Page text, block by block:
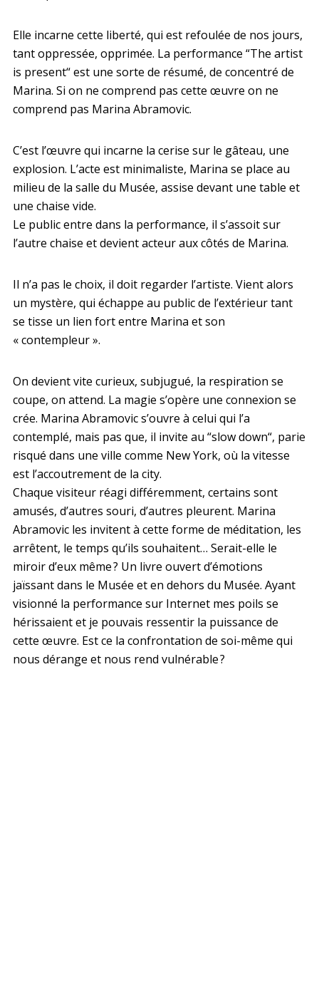
Elle incarne cette liberté, qui est refoulée de nos jours,
tant oppressée, opprimée. La performance “The artist
is present“ est une sorte de résumé, de concentré de
Marina. Si on ne comprend pas cette œuvre on ne
comprend pas Marina Abramovic.
C’est l’œuvre qui incarne la cerise sur le gâteau, une
explosion. L’acte est minimaliste, Marina se place au
milieu de la salle du Musée, assise devant une table et
une chaise vide.
Le public entre dans la performance, il s’assoit sur
l’autre chaise et devient acteur aux côtés de Marina.
Il n’a pas le choix, il doit regarder l’artiste. Vient alors
un mystère, qui échappe au public de l’extérieur tant
se tisse un lien fort entre Marina et son
« contempleur ».
On devient vite curieux, subjugué, la respiration se
coupe, on attend. La magie s’opère une connexion se
crée. Marina Abramovic s’ouvre à celui qui l’a
contemplé, mais pas que, il invite au “slow down“, parie
risqué dans une ville comme New York, où la vitesse
est l’accoutrement de la city.
Chaque visiteur réagi différemment, certains sont
amusés, d’autres souri, d’autres pleurent. Marina
Abramovic les invitent à cette forme de méditation, les
arrêtent, le temps qu’ils souhaitent… Serait-elle le
miroir d’eux même ? Un livre ouvert d’émotions
jaïssant dans le Musée et en dehors du Musée. Ayant
visionné la performance sur Internet mes poils se
hérissaient et je pouvais ressentir la puissance de
cette œuvre. Est ce la confrontation de soi-même qui
nous dérange et nous rend vulnérable ?